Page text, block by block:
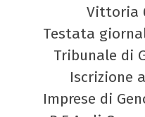
Vittoria
Testata
Tribunale di
Iscrizione
Imprese di